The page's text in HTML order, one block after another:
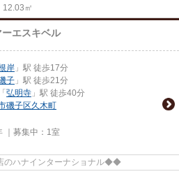
12.03㎡
エスキベル
岸 」駅 徒歩17分
子 」駅 徒歩21分
「 弘明寺 」駅 徒歩40分
磯子区久木町
｜募集中： 1室
のハナインターナショナル◆◆